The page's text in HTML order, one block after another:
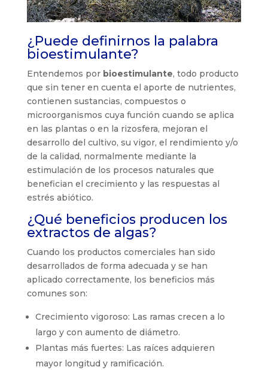
¿Puede definirnos la palabra
bioestimulante?
Entendemos por bioestimulante, todo producto
que sin tener en cuenta el aporte de nutrientes,
contienen sustancias, compuestos o
microorganismos cuya función cuando se aplica
en las plantas o en la rizosfera, mejoran el
desarrollo del cultivo, su vigor, el rendimiento y/o
de la calidad, normalmente mediante la
estimulación de los procesos naturales que
benefician el crecimiento y las respuestas al
estrés abiótico.
¿Qué beneficios producen los
extractos de algas?
Cuando los productos comerciales han sido
desarrollados de forma adecuada y se han
aplicado correctamente, los beneficios más
comunes son:
Crecimiento vigoroso: Las ramas crecen a lo
largo y con aumento de diámetro.
Plantas más fuertes: Las raíces adquieren
mayor longitud y ramificación.